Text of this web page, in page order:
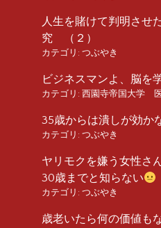
人生を賭けて判明させ
究 （２）
カテゴリ: つぶやき
ビジネスマンよ、脳を
カテゴリ: 西園寺帝国大学
35歳からは潰しが効か
カテゴリ: つぶやき
ヤリモクを嫌う女性さ
30歳までと知らない
カテゴリ: つぶやき
歳老いたら何の価値も